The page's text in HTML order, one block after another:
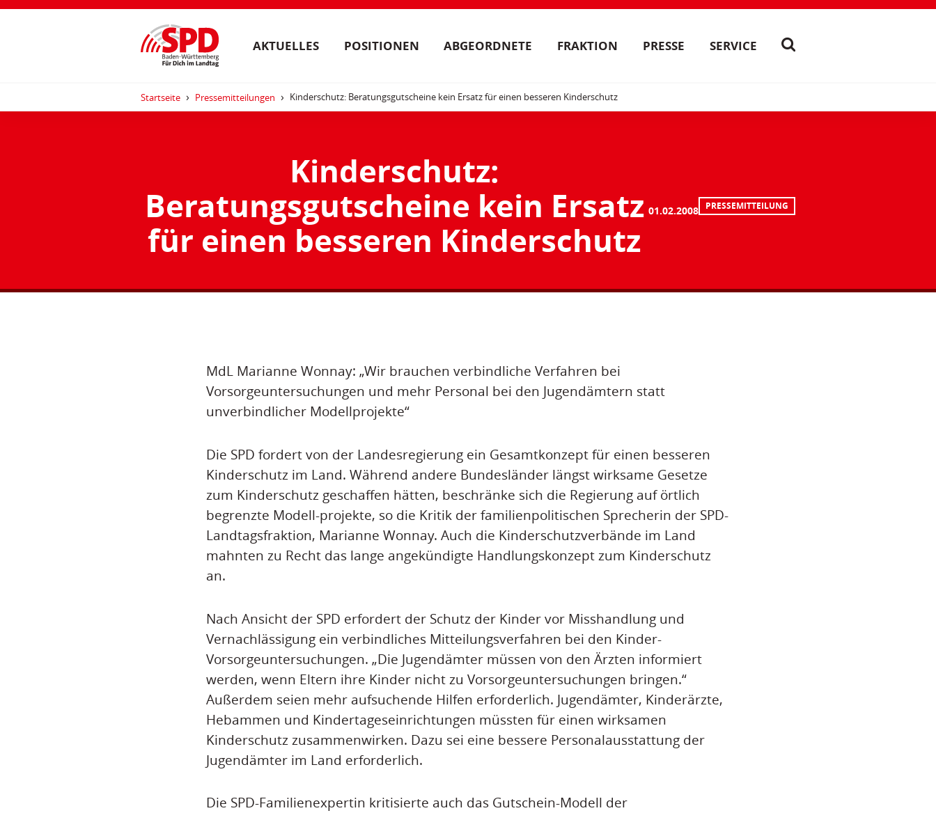
AKTUELLES POSITIONEN ABGEORDNETE FRAKTION PRESSE SERVICE
Startseite Pressemitteilungen Kinderschutz: Beratungsgutscheine kein Ersatz für einen besseren Kinderschutz
Kinderschutz:
Beratungsgutscheine kein Ersatz
für einen besseren Kinderschutz
01.02.2008 PRESSEMITTEILUNG
MdL Marianne Wonnay: „Wir brauchen verbindliche Verfahren bei
Vorsorgeuntersuchungen und mehr Personal bei den Jugendämtern statt
unverbindlicher Modellprojekte“
Die SPD fordert von der Landesregierung ein Gesamtkonzept für einen besseren
Kinderschutz im Land. Während andere Bundesländer längst wirksame Gesetze
zum Kinderschutz geschaffen hätten, beschränke sich die Regierung auf örtlich
begrenzte Modell-projekte, so die Kritik der familienpolitischen Sprecherin der SPD-
Landtagsfraktion, Marianne Wonnay. Auch die Kinderschutzverbände im Land
mahnten zu Recht das lange angekündigte Handlungskonzept zum Kinderschutz
an.
Nach Ansicht der SPD erfordert der Schutz der Kinder vor Misshandlung und
Vernachlässigung ein verbindliches Mitteilungsverfahren bei den Kinder-
Vorsorgeuntersuchungen. „Die Jugendämter müssen von den Ärzten informiert
werden, wenn Eltern ihre Kinder nicht zu Vorsorgeuntersuchungen bringen.“
Außerdem seien mehr aufsuchende Hilfen erforderlich. Jugendämter, Kinderärzte,
Hebammen und Kindertageseinrichtungen müssten für einen wirksamen
Kinderschutz zusammenwirken. Dazu sei eine bessere Personalausstattung der
Jugendämter im Land erforderlich.
Die SPD-Familienexpertin kritisierte auch das Gutschein-Modell der